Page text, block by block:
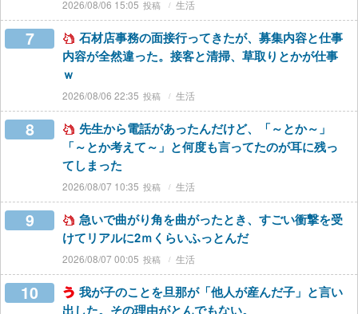
2026/08/06 15:05 生活
7
石材店事務の面接行ってきたが、募集内容と仕事
内容が全然違った。接客と清掃、草取りとかが仕事
ｗ
2026/08/06 22:35 生活
8
先生から電話があったんだけど、「～とか～」
「～とか考えて～」と何度も言ってたのが耳に残っ
てしまった
2026/08/07 10:35 生活
9
急いで曲がり角を曲がったとき、すごい衝撃を受
けてリアルに2ｍくらいふっとんだ
2026/08/07 00:05 生活
10
我が子のことを旦那が「他人が産んだ子」と言い
出した。その理由がとんでもない。